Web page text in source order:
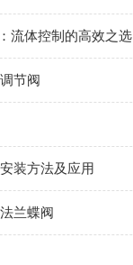
流体控制的高效之选
节阀
装方法及应用
兰蝶阀